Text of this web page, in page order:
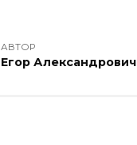
АВТОР
Егор Александрович